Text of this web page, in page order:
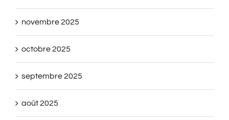
novembre 2025
octobre 2025
septembre 2025
août 2025